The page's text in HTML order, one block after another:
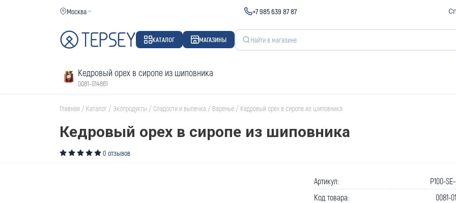
Москва +7 985 639 87 87
КАТАЛОГ МАГАЗИНЫ
Кедровый орех в сиропе из шиповника
0081-014861
Главная / Каталог /Экопродукты / Сладости и выпечка / Варенье / Кедровый орех в сиропе из шиповника
Кедровый орех в сиропе из шиповника
0 отзывов
Артикул:
P100-
Код товара:
0081-